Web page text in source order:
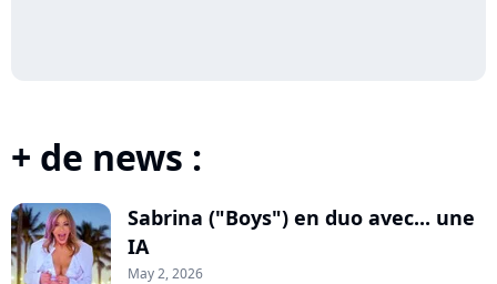
+ de news :
Sabrina ("Boys") en duo avec... une
IA
May 2, 2026